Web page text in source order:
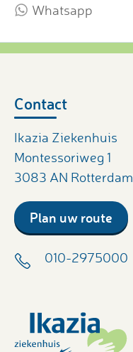
Whatsapp
Contact
Ikazia Ziekenhuis
Montessoriweg 1
3083 AN Rotterdam
Plan uw route
010-2975000